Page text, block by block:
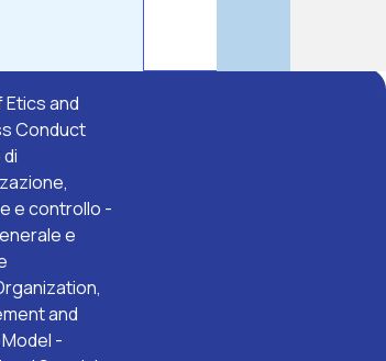
and
Conduct
e controllo -
e
and
-